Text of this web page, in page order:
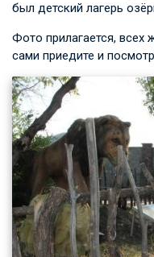
был детский лагерь
Фото прилагается, всех
сами приедите и